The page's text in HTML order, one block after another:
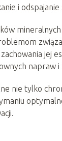
i
mineralnych
jej
napraw i
nie tylko